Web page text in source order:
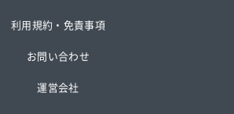
利用規約・免責事項
お問い合わせ
運営会社